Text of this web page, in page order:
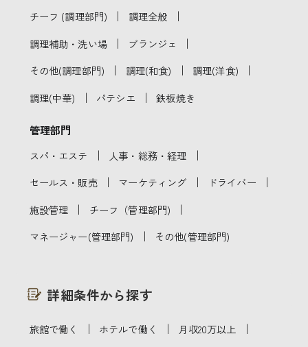
チーフ (調理部門) ｜ 調理全般 ｜
調理補助・洗い場 ｜ ブランジェ ｜
その他(調理部門) ｜ 調理(和食) ｜ 調理(洋食) ｜
調理(中華) ｜ パテシエ ｜ 鉄板焼き
管理部門
スパ・エステ ｜ 人事・総務・経理 ｜
セールス・販売 ｜ マーケティング ｜ ドライバー ｜
施設管理 ｜ チーフ（管理部門) ｜
マネージャー(管理部門) ｜ その他(管理部門)
詳細条件から探す
旅館で働く ｜ ホテルで働く ｜ 月収20万以上 ｜